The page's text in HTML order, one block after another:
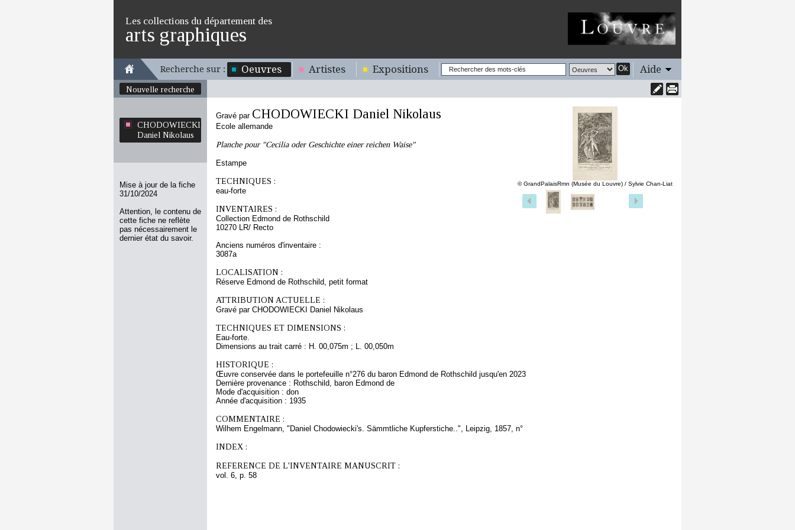
Les collections du département des
arts graphiques
Recherche sur : Oeuvres Artistes Expositions Ok Aide
Nouvelle recherche
CHODOWIECKI
Daniel Nikolaus
Mise à jour de la fiche
31/10/2024
Attention, le contenu de
cette fiche ne reflète
pas nécessairement le
dernier état du savoir.
© GrandPalaisRmn (Musée du Louvre) / Sylvie Chan-Liat
Gravé par CHODOWIECKI Daniel Nikolaus
Ecole allemande
Planche pour "Cecilia oder Geschichte einer reichen Waise"
Estampe
TECHNIQUES :
eau-forte
INVENTAIRES :
Collection Edmond de Rothschild
10270 LR/ Recto
Anciens numéros d'inventaire :
3087a
LOCALISATION :
Réserve Edmond de Rothschild, petit format
ATTRIBUTION ACTUELLE :
Gravé par CHODOWIECKI Daniel Nikolaus
TECHNIQUES ET DIMENSIONS :
Eau-forte.
Dimensions au trait carré : H. 00,075m ; L. 00,050m
HISTORIQUE :
Œuvre conservée dans le portefeuille n°276 du baron Edmond de Rothschild jusqu'en 2023
Dernière provenance : Rothschild, baron Edmond de
Mode d'acquisition : don
Année d'acquisition : 1935
COMMENTAIRE :
Wilhem Engelmann, "Daniel Chodowiecki's. Sämmtliche Kupferstiche..", Leipzig, 1857, n°
INDEX :
REFERENCE DE L'INVENTAIRE MANUSCRIT :
vol. 6, p. 58